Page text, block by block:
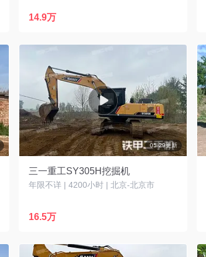
14.9万
05-29更新
三一重工SY305H挖掘机
年限不详 | 4200小时 | 北京-北京市
16.5万